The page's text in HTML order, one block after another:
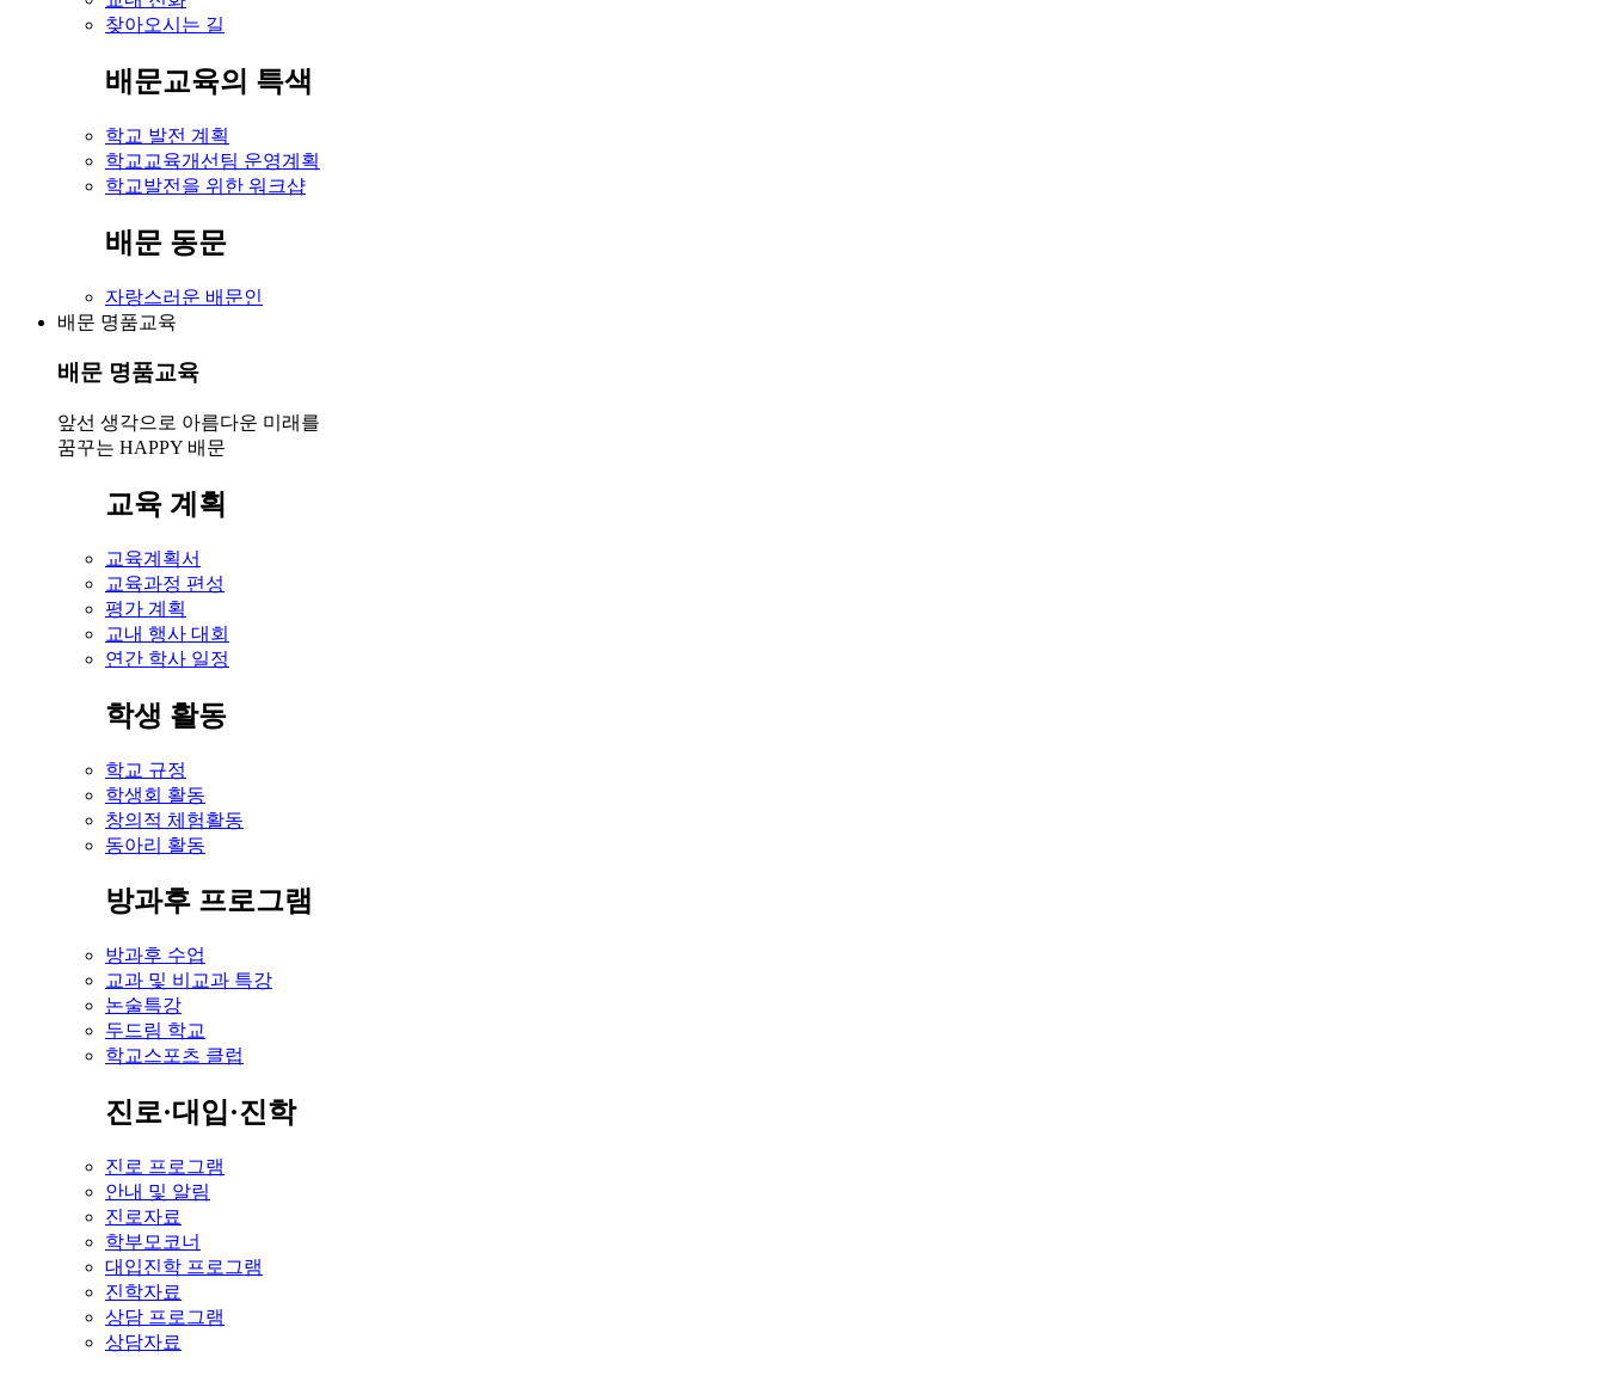
찾아오시는 길
배문교육의 특색
학교 발전 계획
학교교육개선팀 운영계획
학교발전을 위한 워크샵
배문 동문
자랑스러운 배문인
배문 명품교육
배문 명품교육
앞선 생각으로 아름다운 미래를
꿈꾸는 HAPPY 배문
교육 계획
교육계획서
교육과정 편성
평가 계획
교내 행사 대회
연간 학사 일정
학생 활동
학교 규정
학생회 활동
창의적 체험활동
동아리 활동
방과후 프로그램
방과후 수업
교과 및 비교과 특강
논술특강
두드림 학교
학교스포츠 클럽
진로·대입·진학
진로 프로그램
안내 및 알림
진로자료
학부모코너
대입진학 프로그램
진학자료
상담 프로그램
상담자료